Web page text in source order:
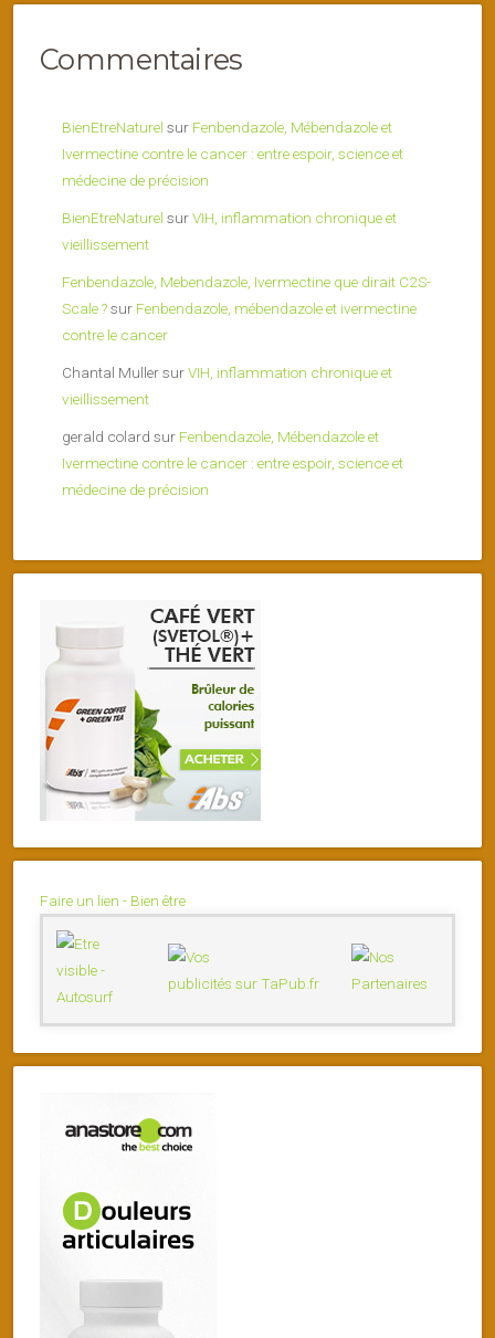
Commentaires
BienEtreNaturel sur Fenbendazole, Mébendazole et
Ivermectine contre le cancer : entre espoir, science et
médecine de précision
BienEtreNaturel surVIH, inflammation chronique et
vieillissement
Fenbendazole, Mebendazole, Ivermectine que dirait C2S-
Scale ?sur Fenbendazole, mébendazole et ivermectine
contre le cancer
Chantal MullersurVIH, inflammation chronique et
vieillissement
gerald colard sur Fenbendazole, Mébendazole et
Ivermectine contre le cancer : entre espoir, science et
médecine de précision
Faire un lien - Bien être